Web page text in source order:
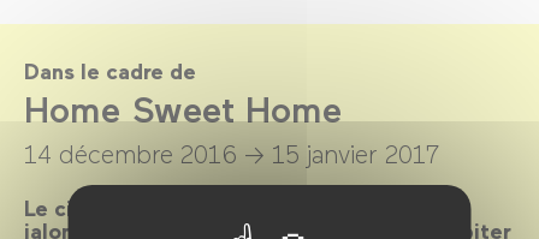
Dans le cadre de
Home Sweet Home
14 décembre 2016 → 15 janvier 2017
Le cinéma s’est fait l’écho des maisons qui
jalonnent la vie des hommes. Machine à habiter